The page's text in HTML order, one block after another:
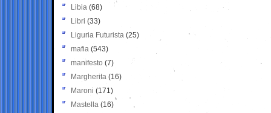
Libia (68)
Libri (33)
Liguria Futurista (25)
mafia (543)
manifesto (7)
Margherita (16)
Maroni (171)
Mastella (16)